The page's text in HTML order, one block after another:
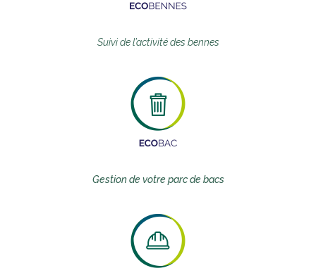
Suivi de l’activité des bennes
Gestion de votre parc de bacs